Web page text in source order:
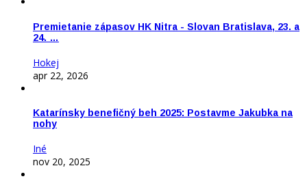
Premietanie zápasov HK Nitra - Slovan Bratislava, 23. a
24. …
Hokej
apr 22, 2026
Katarínsky benefičný beh 2025: Postavme Jakubka na
nohy
Iné
nov 20, 2025